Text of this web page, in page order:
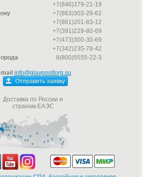
+7(846)379-21-19
+7(863)303-29-62
+7(861)201-83-12
+7(391)229-80-69
+7(473)300-30-69
+7(342)235-78-42
8(800)5555-22-3
mail info@glavpooltorg.su
Отправить заявку
Доставка по России и
странам ЕАЭС